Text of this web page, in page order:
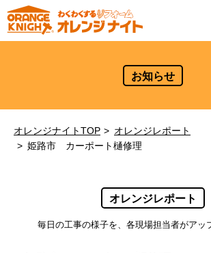
お知らせ
オレンジナイトTOP
オレンジレポート
姫路市 カーポート樋修理
オレンジレポート
毎日の工事の様子を、各現場担当者がアッ